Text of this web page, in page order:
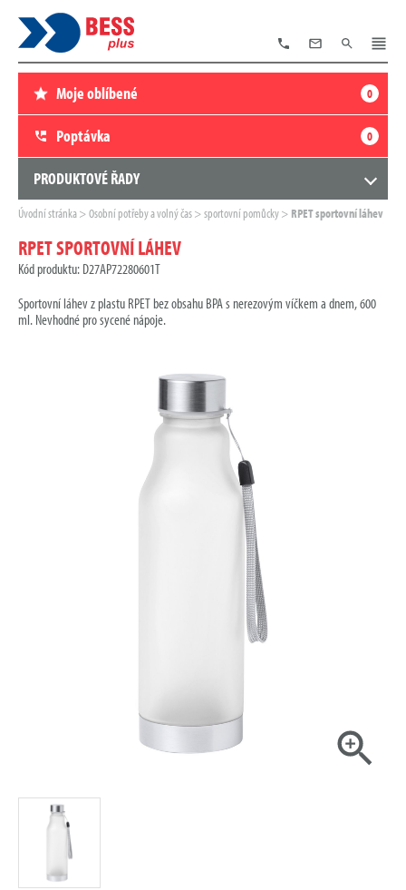
TELEFON
E-
MAIL
VYHLEDÁVÁNÍ
MENU
Moje oblíbené 0
Poptávka 0
PRODUKTOVÉ ŘADY
Zde
nacházíte:
Úvodní stránka Osobní potřeby a volný čas sportovní pomůcky RPET sportovní láhev
RPET SPORTOVNÍ LÁHEV
Kód produktu: D27AP72280601T
Sportovní láhev z plastu RPET bez obsahu BPA s nerezovým víčkem a dnem, 600
ml. Nevhodné pro sycené nápoje.